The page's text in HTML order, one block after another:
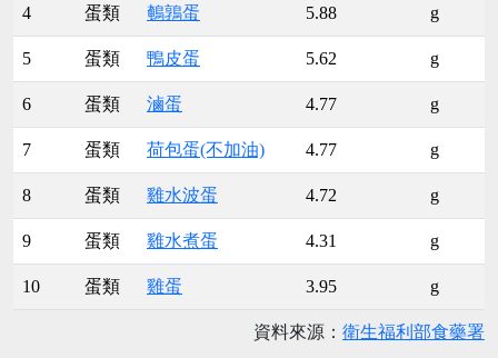
4 蛋類 鵪鶉蛋 5.88 g
5 蛋類 鴨皮蛋 5.62 g
6 蛋類 滷蛋 4.77 g
7 蛋類 荷包蛋(不加油) 4.77 g
8 蛋類 雞水波蛋 4.72 g
9 蛋類 雞水煮蛋 4.31 g
10 蛋類 雞蛋 3.95 g
資料來源： 衛生福利部食藥署